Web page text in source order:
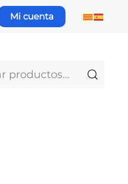
Mi cuenta